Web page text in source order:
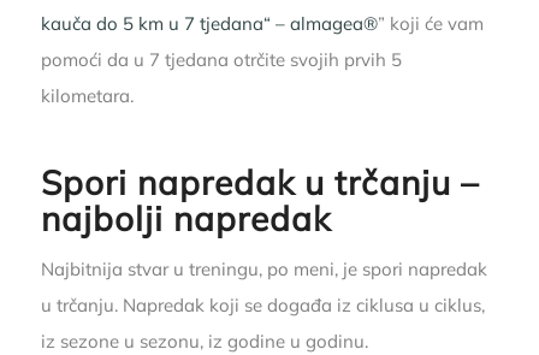
kauča do 5 km u 7 tjedana“ – almagea®” koji će vam
pomoći da u 7 tjedana otrčite svojih prvih 5
kilometara.
Spori napredak u trčanju –
najbolji napredak
Najbitnija stvar u treningu, po meni, je spori napredak
u trčanju. Napredak koji se događa iz ciklusa u ciklus,
iz sezone u sezonu, iz godine u godinu.